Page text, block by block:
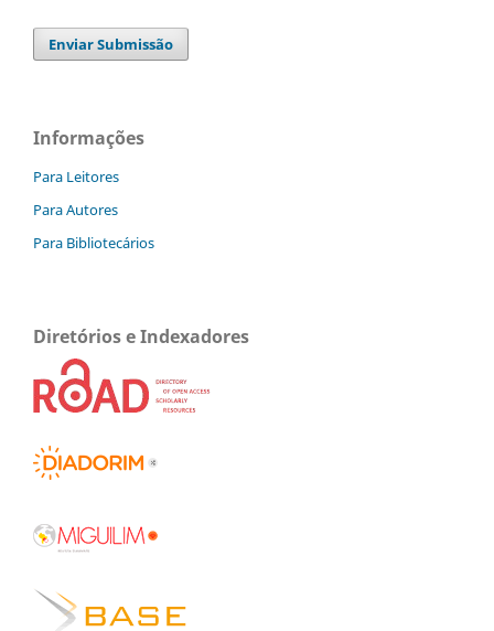
Enviar Submissão
Informações
Para Leitores
Para Autores
Para Bibliotecários
Diretórios e Indexadores